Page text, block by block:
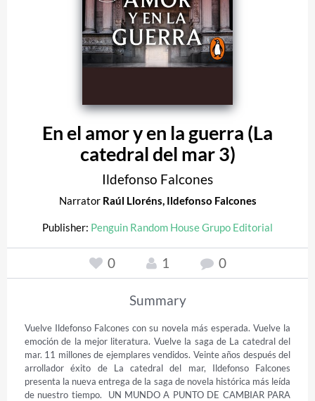
En el amor y en la guerra (La
catedral del mar 3)
Ildefonso Falcones
Narrator Raúl Lloréns, Ildefonso Falcones
Publisher: Penguin Random House Grupo Editorial
0 1 0
Summary
Vuelve Ildefonso Falcones con su novela más esperada. Vuelve la
emoción de la mejor literatura. Vuelve la saga de La catedral del
mar. 11 millones de ejemplares vendidos. Veinte años después del
arrollador éxito de La catedral del mar, Ildefonso Falcones
presenta la nueva entrega de la saga de novela histórica más leída
de nuestro tiempo.  UN MUNDO A PUNTO DE CAMBIAR PARA